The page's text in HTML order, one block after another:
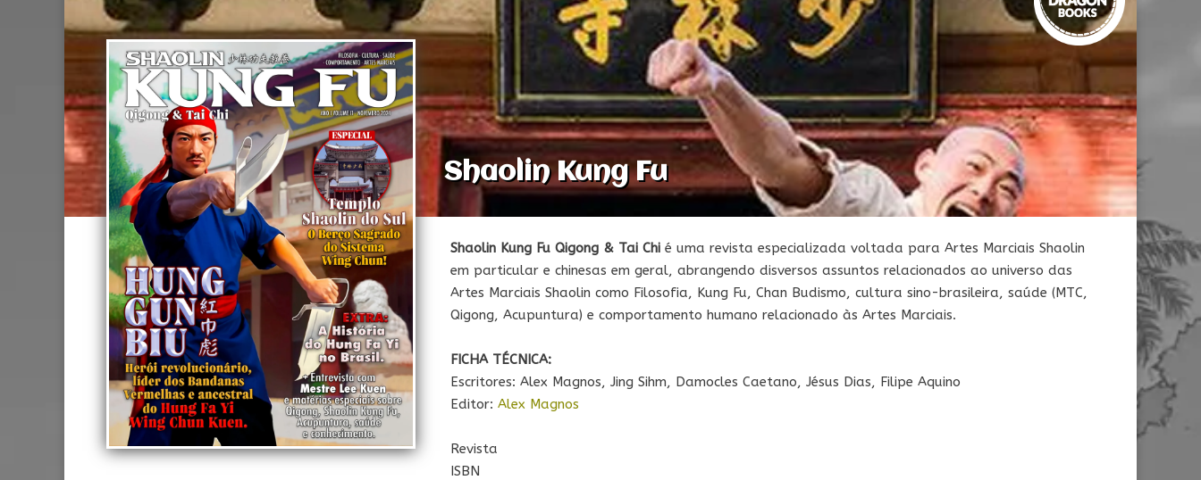
Shaolin Kung Fu
Shaolin Kung FuQigong & Tai Chié uma revista especializada voltada para Artes Marciais Shaolin
em particular e chinesas em geral, abrangendo disversos assuntos relacionados ao universo das
Artes Marciais Shaolin como Filosofia, Kung Fu, Chan Budismo, cultura sino-brasileira, saúde (MTC,
Qigong, Acupuntura) e comportamento humano relacionado às Artes Marciais.
FICHA TÉCNICA:
Escritores: Alex Magnos, Jing Sihm, Damocles Caetano, Jésus Dias, Filipe Aquino
Editor: Alex Magnos
Revista
ISBN